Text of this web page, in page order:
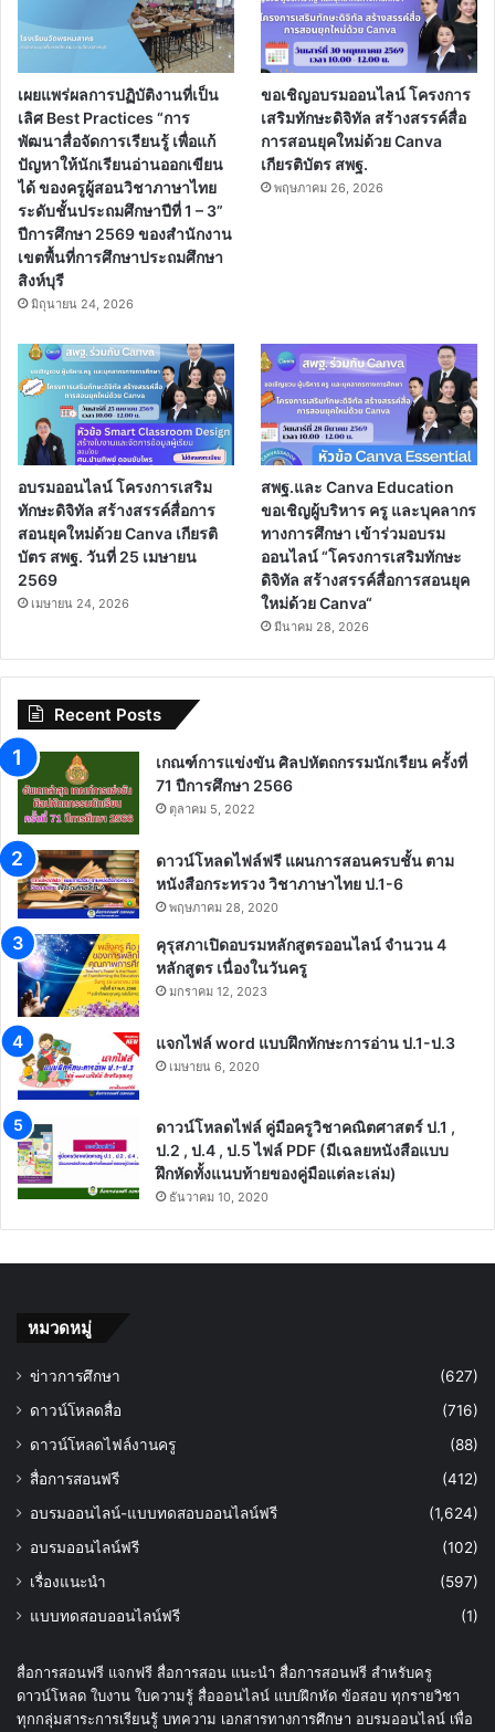
เผยแพร่ผลการปฏิบัติงานที่เป็น
เลิศ Best Practices “การ
พัฒนาสื่อจัดการเรียนรู้ เพื่อแก้
ปัญหาให้นักเรียนอ่านออกเขียน
ได้ ของครูผู้สอนวิชาภาษาไทย
ระดับชั้นประถมศึกษาปีที่ 1 – 3”
ปีการศึกษา 2569 ของสำนักงาน
เขตพื้นที่การศึกษาประถมศึกษา
สิงห์บุรี
มิถุนายน 24, 2026
ขอเชิญอบรมออนไลน์ โครงการ
เสริมทักษะดิจิทัล สร้างสรรค์สื่อ
การสอนยุคใหม่ด้วย Canva
เกียรติบัตร สพฐ.
พฤษภาคม 26, 2026
อบรมออนไลน์ โครงการเสริม
ทักษะดิจิทัล สร้างสรรค์สื่อการ
สอนยุคใหม่ด้วย Canva เกียรติ
บัตร สพฐ. วันที่ 25 เมษายน
2569
เมษายน 24, 2026
สพฐ.และ Canva Education
ขอเชิญผู้บริหาร ครู และบุคลากร
ทางการศึกษา เข้าร่วมอบรม
ออนไลน์ “โครงการเสริมทักษะ
ดิจิทัล สร้างสรรค์สื่อการสอนยุค
ใหม่ด้วย Canva“
มีนาคม 28, 2026
Recent Posts
เกณฑ์การแข่งขัน ศิลปหัตถกรรมนักเรียน ครั้งที่
71 ปีการศึกษา 2566
ตุลาคม 5, 2022
ดาวน์โหลดไฟล์ฟรี แผนการสอนครบชั้น ตาม
หนังสือกระทรวง วิชาภาษาไทย ป.1-6
พฤษภาคม 28, 2020
คุรุสภาเปิดอบรมหลักสูตรออนไลน์ จำนวน 4
หลักสูตร เนื่องในวันครู
มกราคม 12, 2023
แจกไฟล์ word แบบฝึกทักษะการอ่าน ป.1-ป.3
เมษายน 6, 2020
ดาวน์โหลดไฟล์ คู่มือครูวิชาคณิตศาสตร์ ป.1 ,
ป.2 , ป.4 , ป.5 ไฟล์ PDF (มีเฉลยหนังสือแบบ
ฝึกหัดทั้งแนบท้ายของคู่มือแต่ละเล่ม)
ธันวาคม 10, 2020
หมวดหมู่
ข่าวการศึกษา
(627)
ดาวน์โหลดสื่อ
(716)
ดาวน์โหลดไฟล์งานครู
(88)
สื่อการสอนฟรี
(412)
อบรมออนไลน์-แบบทดสอบออนไลน์ฟรี
(1,624)
อบรมออนไลน์ฟรี
(102)
เรื่องแนะนำ
(597)
แบบทดสอบออนไลน์ฟรี
(1)
สื่อการสอนฟรี แจกฟรี สื่อการสอน แนะนำ สื่อการสอนฟรี สำหรับครู
ดาวน์โหลด ใบงาน ใบความรู้ สื่อออนไลน์ แบบฝึกหัด ข้อสอบ ทุกรายวิชา
ทุกกลุ่มสาระการเรียนรู้ บทความ เอกสารทางการศึกษา อบรมออนไลน์ เพื่อ